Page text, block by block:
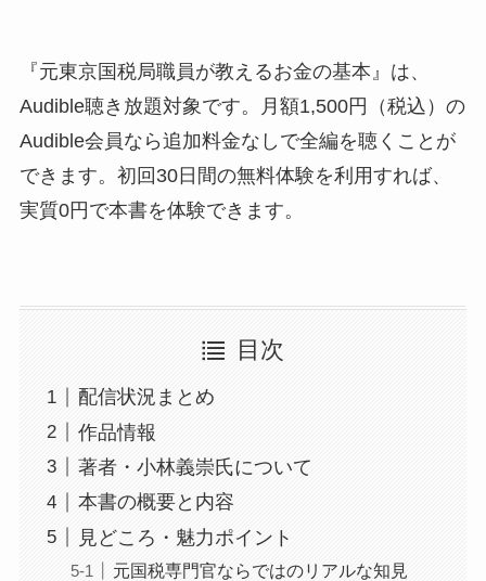
『元東京国税局職員が教えるお金の基本』は、
Audible聴き放題対象です。月額1,500円（税込）の
Audible会員なら追加料金なしで全編を聴くことが
できます。初回30日間の無料体験を利用すれば、
実質0円で本書を体験できます。
目次
配信状況まとめ
作品情報
著者・小林義崇氏について
本書の概要と内容
見どころ・魅力ポイント
元国税専門官ならではのリアルな知見